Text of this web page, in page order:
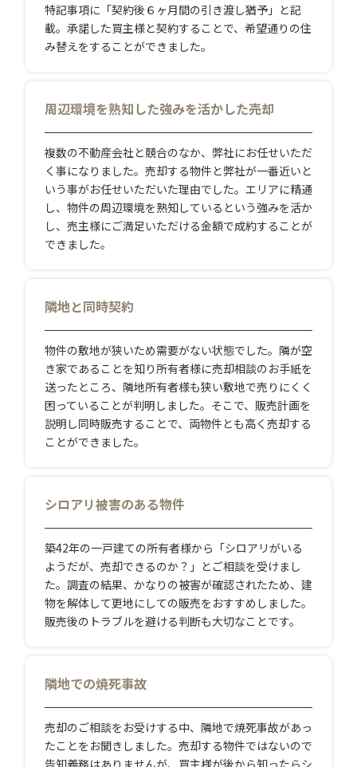
特記事項に「契約後６ヶ月間の引き渡し猶予」と記
載。承諾した買主様と契約することで、希望通りの住
み替えをすることができました。
周辺環境を熟知した強みを活かした売却
複数の不動産会社と競合のなか、弊社にお任せいただ
く事になりました。売却する物件と弊社が一番近いと
いう事がお任せいただいた理由でした。エリアに精通
し、物件の周辺環境を熟知しているという強みを活か
し、売主様にご満足いただける金額で成約することが
できました。
隣地と同時契約
物件の敷地が狭いため需要がない状態でした。隣が空
き家であることを知り所有者様に売却相談のお手紙を
送ったところ、隣地所有者様も狭い敷地で売りにくく
困っていることが判明しました。そこで、販売計画を
説明し同時販売することで、両物件とも高く売却する
ことができました。
シロアリ被害のある物件
築42年の一戸建ての所有者様から「シロアリがいる
ようだが、売却できるのか？」とご相談を受けまし
た。調査の結果、かなりの被害が確認されたため、建
物を解体して更地にしての販売をおすすめしました。
販売後のトラブルを避ける判断も大切なことです。
隣地での焼死事故
売却のご相談をお受けする中、隣地で焼死事故があっ
たことをお聞きしました。売却する物件ではないので
告知義務はありませんが、買主様が後から知ったらシ